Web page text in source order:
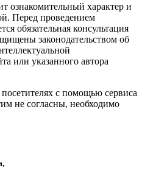
ознакомительный характер и
Перед проведением
обязательная консультация
законодательством об
или указанного автора
с помощью сервиса
не согласны, необходимо